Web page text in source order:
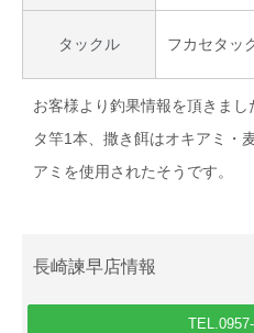
タックル フカセタッ
お客様より釣果情報を頂きま
タ竿1本、撒き餌はオキアミ・
アミを使用されたそうです。
長崎諫早店情報